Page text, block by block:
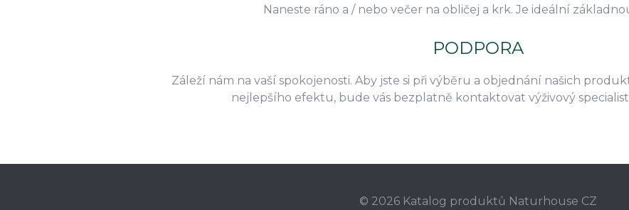
Naneste ráno a / nebo večer na obličej a krk. Je ideální
PODPORA
Záleží nám na vaší spokojenosti. Aby jste si při výběru a objednání našich
nejlepšího efektu, bude vás bezplatně kontaktovat výživový
© 2026 Katalog produktů Naturhouse CZ